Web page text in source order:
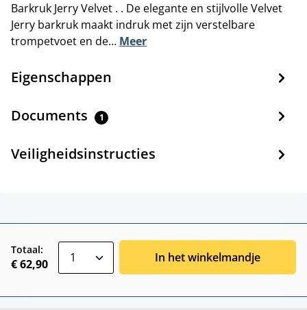
Barkruk Jerry Velvet . . De elegante en stijlvolle Velvet
Jerry barkruk maakt indruk met zijn verstelbare
trompetvoet en de… Meer
Eigenschappen
Documents 1
Veiligheidsinstructies
Totaal:
€ 62,90 In het winkelmandje